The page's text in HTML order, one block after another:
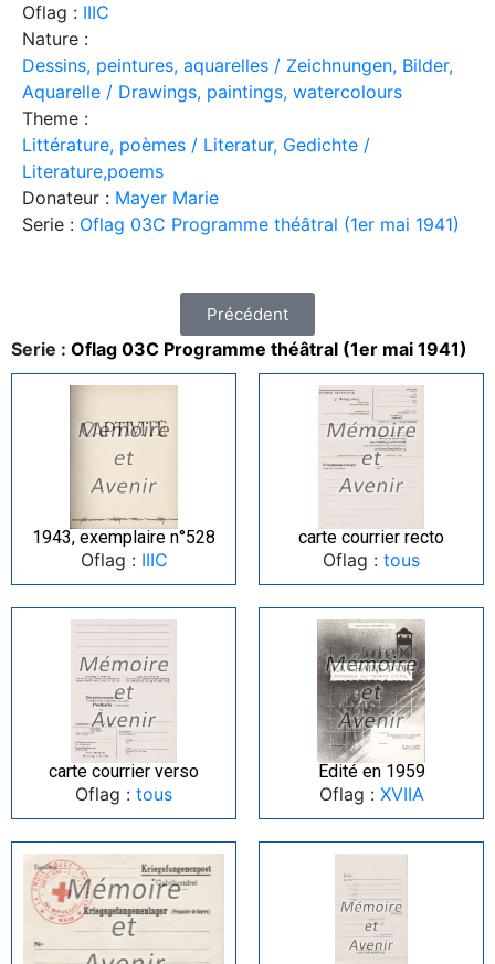
Oflag : IIIC
Nature :
Dessins, peintures, aquarelles / Zeichnungen, Bilder,
Aquarelle / Drawings, paintings, watercolours
Theme :
Littérature, poèmes / Literatur, Gedichte /
Literature,poems
Donateur : Mayer Marie
Serie : Oflag 03C Programme théâtral (1er mai 1941)
Précédent
Serie : Oflag 03C Programme théâtral (1er mai 1941)
1943, exemplaire n°528
Oflag : IIIC
carte courrier recto
Oflag : tous
carte courrier verso
Oflag : tous
Edité en 1959
Oflag : XVIIA